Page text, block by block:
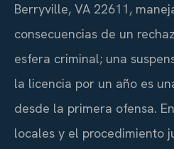
Berryville, VA 22611,
consecuencias de un
esfera criminal; una
la licencia por un año es
desde la primera ofensa.
locales y el procedimiento